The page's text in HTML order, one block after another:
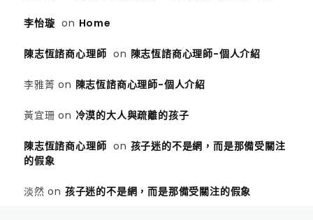
李怡璇 on Home
陳志恆諮商心理師 on 陳志恆諮商心理師-個人介紹
李雅菁 on 陳志恆諮商心理師-個人介紹
黃宜珊 on 冷漠的大人與疏離的孩子
陳志恆諮商心理師 on 孩子迷的不是網，而是那備受關注
的假象
淡然 on 孩子迷的不是網，而是那備受關注的假象